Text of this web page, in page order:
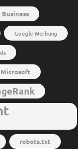
Google Werbung
Microsoft
robots.txt